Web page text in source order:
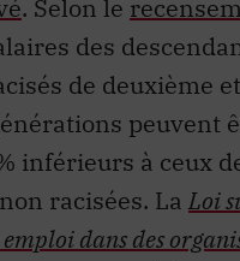
. Selon le
des
de deuxième et
peuvent
inférieurs à ceux
racisées. La Loi
emploi dans des